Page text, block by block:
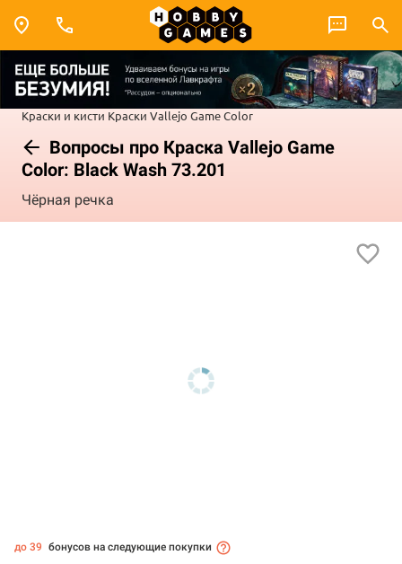
Краски и кисти Краски Vallejo Game Color
Вопросы про Краска Vallejo Game
Color: Black Wash 73.201
Чёрная речка
до 39 бонусов на следующие покупки